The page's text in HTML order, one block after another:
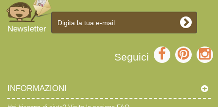
Newsletter
Seguici
INFORMAZIONI